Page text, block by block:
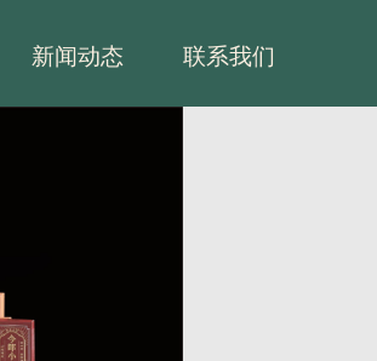
新闻动态 联系我们